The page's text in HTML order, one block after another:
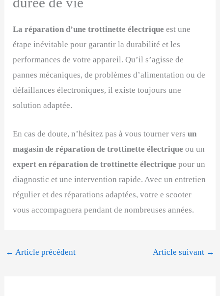
La réparation d’une trottinette électrique est une
étape inévitable pour garantir la durabilité et les
performances de votre appareil. Qu’il s’agisse de
pannes mécaniques, de problèmes d’alimentation ou de
défaillances électroniques, il existe toujours une
solution adaptée.
En cas de doute, n’hésitez pas à vous tourner versun
magasin de réparation de trottinette électrique ou un
expert en réparation de trottinette électrique pour un
diagnostic et une intervention rapide. Avec un entretien
régulier et des réparations adaptées, votre e scooter
vous accompagnera pendant de nombreuses années.
← Article précédent Article suivant →